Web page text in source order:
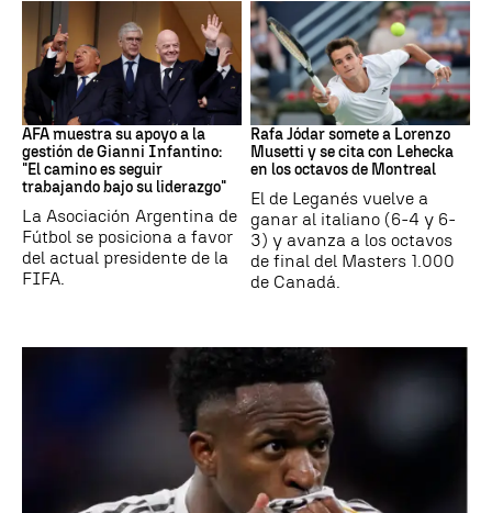
FIFA
AFA muestra su apoyo a la
gestión de Gianni Infantino:
"El camino es seguir
trabajando bajo su liderazgo"
La Asociación Argentina de
Fútbol se posiciona a favor
del actual presidente de la
FIFA.
Tenis
Rafa Jódar somete a Lorenzo
Musetti y se cita con Lehecka
en los octavos de Montreal
El de Leganés vuelve a
ganar al italiano (6-4 y 6-
3) y avanza a los octavos
de final del Masters 1.000
de Canadá.